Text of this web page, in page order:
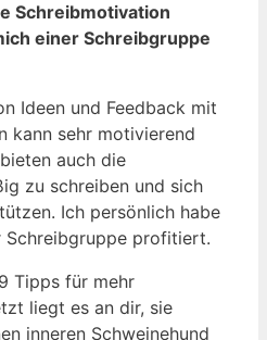
Schreibmotivation
einer Schreibgruppe
Ideen und Feedback mit
kann sehr motivierend
auch die
zu schreiben und sich
Ich persönlich habe
Schreibgruppe profitiert.
Tipps für mehr
liegt es an dir, sie
inneren Schweinehund